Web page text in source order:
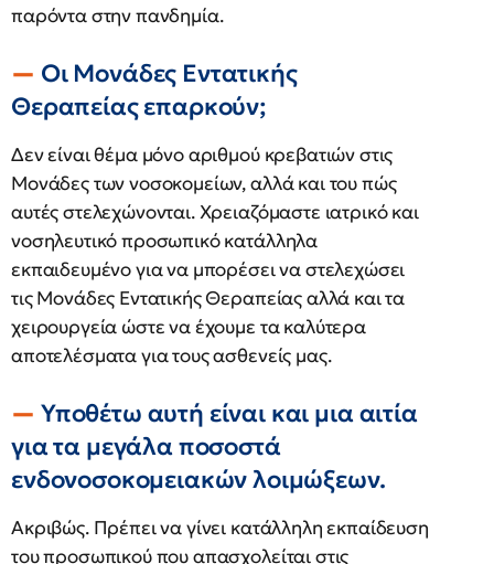
παρόντα στην πανδημία.
Οι Μονάδες Εντατικής
Θεραπείας επαρκούν;
Δεν είναι θέμα μόνο αριθμού κρεβατιών στις
Μονάδες των νοσοκομείων, αλλά και του πώς
αυτές στελεχώνονται. Χρειαζόμαστε ιατρικό και
νοσηλευτικό προσωπικό κατάλληλα
εκπαιδευμένο για να μπορέσει να στελεχώσει
τις Μονάδες Εντατικής Θεραπείας αλλά και τα
χειρουργεία ώστε να έχουμε τα καλύτερα
αποτελέσματα για τους ασθενείς μας.
Υποθέτω αυτή είναι και μια αιτία
για τα μεγάλα ποσοστά
ενδονοσοκομειακών λοιμώξεων.
Ακριβώς. Πρέπει να γίνει κατάλληλη εκπαίδευση
του προσωπικού που απασχολείται στις